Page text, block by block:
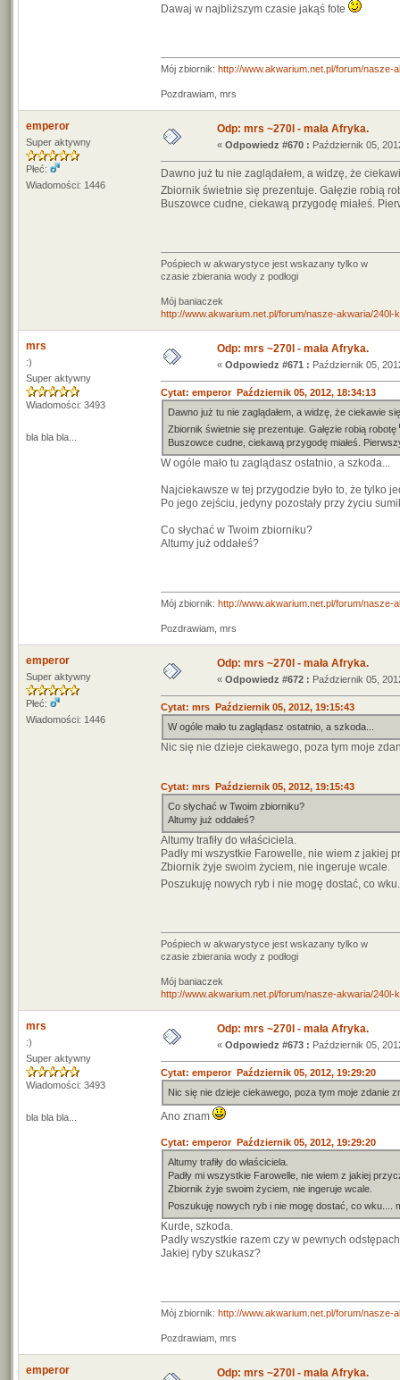
Dawaj w najbliższym czasie jakąś fote
Mój zbiornik: http://www.akwarium.net.pl/forum/
Pozdrawiam, mrs
emperor
Super aktywny
Płeć:
Wiadomości: 1446
Odp: mrs ~270l - mała Afryka.
« Odpowiedz #670 : Październik 05,
Dawno już tu nie zaglądałem, a widzę, że
Zbiornik świetnie się prezentuje. Gałęzie robią
Buszowce cudne, ciekawą przygodę miałeś.
Pośpiech w akwarystyce jest wskazany tylko w
czasie zbierania wody z podłogi
Mój baniaczek
http://www.akwarium.net.pl/forum/nasze-akwaria/240l-
mrs
:)
Super aktywny
Wiadomości: 3493
bla bla bla...
Odp: mrs ~270l - mała Afryka.
« Odpowiedz #671 : Październik 05,
Cytat: emperor Październik 05, 2012, 18:34:13
Dawno już tu nie zaglądałem, a widzę, że ciekawie
Zbiornik świetnie się prezentuje. Gałęzie robią robotę
Buszowce cudne, ciekawą przygodę miałeś.
W ogóle mało tu zaglądasz ostatnio, a szkoda...
Najciekawsze w tej przygodzie było to, że tylko
Po jego zejściu, jedyny pozostały przy życiu
Co słychać w Twoim zbiorniku?
Altumy już oddałeś?
Mój zbiornik: http://www.akwarium.net.pl/forum/
Pozdrawiam, mrs
emperor
Super aktywny
Płeć:
Wiadomości: 1446
Odp: mrs ~270l - mała Afryka.
« Odpowiedz #672 : Październik 05,
Cytat: mrs Październik 05, 2012, 19:15:43
W ogóle mało tu zaglądasz ostatnio, a szkoda...
Nic się nie dzieje ciekawego, poza tym moje
Cytat: mrs Październik 05, 2012, 19:15:43
Co słychać w Twoim zbiorniku?
Altumy już oddałeś?
Altumy trafiły do właściciela.
Padły mi wszystkie Farowelle, nie wiem z jakiej
Zbiornik żyje swoim życiem, nie ingeruje wcale.
Poszukuję nowych ryb i nie mogę dostać, co
Pośpiech w akwarystyce jest wskazany tylko w
czasie zbierania wody z podłogi
Mój baniaczek
http://www.akwarium.net.pl/forum/nasze-akwaria/240l-
mrs
:)
Super aktywny
Wiadomości: 3493
bla bla bla...
Odp: mrs ~270l - mała Afryka.
« Odpowiedz #673 : Październik 05,
Cytat: emperor Październik 05, 2012, 19:29:20
Nic się nie dzieje ciekawego, poza tym moje zdanie
Ano znam
Cytat: emperor Październik 05, 2012, 19:29:20
Altumy trafiły do właściciela.
Padły mi wszystkie Farowelle, nie wiem z jakiej
Zbiornik żyje swoim życiem, nie ingeruje wcale.
Poszukuję nowych ryb i nie mogę dostać, co wku....
Kurde, szkoda.
Padły wszystkie razem czy w pewnych
Jakiej ryby szukasz?
Mój zbiornik: http://www.akwarium.net.pl/forum/
Pozdrawiam, mrs
emperor Odp: mrs ~270l - mała Afryka.